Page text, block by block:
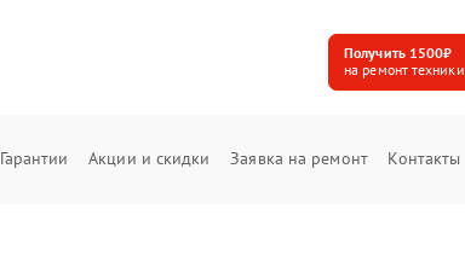
Получить 1500₽
на ремонт техники
Гарантии Акции и скидки Заявка на ремонт Контакты